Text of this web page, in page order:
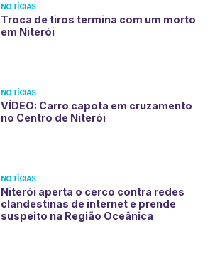
NOTÍCIAS
Troca de tiros termina com um morto
em Niterói
NOTÍCIAS
VÍDEO: Carro capota em cruzamento
no Centro de Niterói
NOTÍCIAS
Niterói aperta o cerco contra redes
clandestinas de internet e prende
suspeito na Região Oceânica